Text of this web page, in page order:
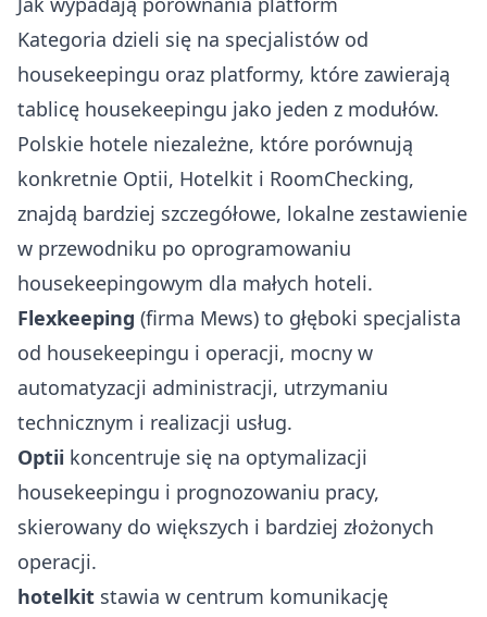
Kategoria dzieli się na specjalistów od
housekeepingu oraz platformy, które zawierają
tablicę housekeepingu jako jeden z modułów.
Polskie hotele niezależne, które porównują
konkretnie Optii, Hotelkit i RoomChecking,
znajdą bardziej szczegółowe, lokalne zestawienie
w przewodniku po oprogramowaniu
housekeepingowym dla małych hoteli.
Flexkeeping (firma Mews) to głęboki specjalista
od housekeepingu i operacji, mocny w
automatyzacji administracji, utrzymaniu
technicznym i realizacji usług.
Optii koncentruje się na optymalizacji
housekeepingu i prognozowaniu pracy,
skierowany do większych i bardziej złożonych
operacji.
hotelkit stawia w centrum komunikację